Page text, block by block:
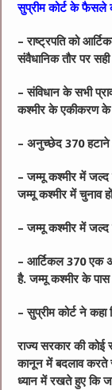
सुप्रीम कोर्ट के फैसले
– राष्ट्रपति को
संवैधानिक तौर पर
– संविधान के सभी
कश्मीर के एकीकरण के
– अनुच्छेद 370 हटाने
– जम्मू कश्मीर में
जम्मू कश्मीर में चुनाव
– जम्मू कश्मीर में जल्द
– आर्टिकल 370 एक
है. जम्मू कश्मीर के
– सुप्रीम कोर्ट ने
राज्य सरकार की कोई
कानून में बदलाव करते
ध्यान में रखते हुए कि